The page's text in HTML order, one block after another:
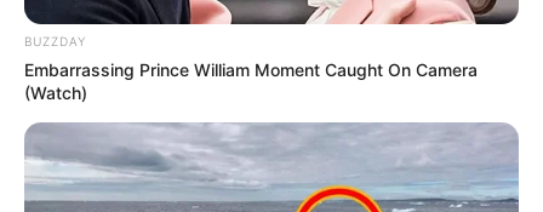
BUZZDAY
Embarrassing Prince William Moment Caught On Camera
(Watch)